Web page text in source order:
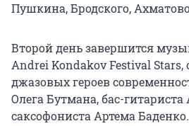
Пушкина, Бродского,
Второй день завершится
Andrei Kondakov Festival
джазовых героев
Олега Бутмана, бас-
саксофониста Артема Баденко.